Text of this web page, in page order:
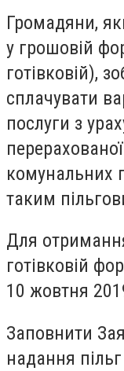
Громадяни,
у грошовій
готівковій),
сплачувати
послуги з
комунальних
таким
Для
готівковій
10 жовтня
Заповнити
надання